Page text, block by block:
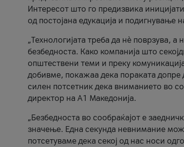
Интересот што го предизвика
од постојана едукација и подигнување
„Технологијата треба да нè поврзува,
безбедноста. Како компанија што
општествени теми и преку
добивме, покажаа дека пораката допре
силен потсетник дека вниманието во
директор на А1 Македонија.
„Безбедноста во сообраќајот е
значење. Една секунда невнимание
потсетуваме дека секој од нас носи